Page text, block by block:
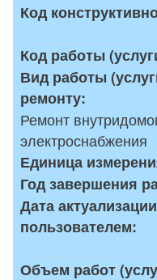
Код
Код работы
Вид работы
ремонту:
Ремонт
электроснабжения
Единица
Год завершения
Дата
пользователем:
Объем работ